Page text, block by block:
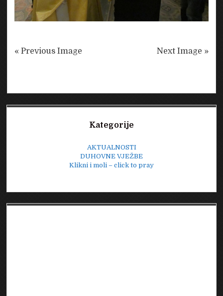
« Previous Image Next Image »
Kategorije
AKTUALNOSTI
DUHOVNE VJEŽBE
Klikni i moli – click to pray